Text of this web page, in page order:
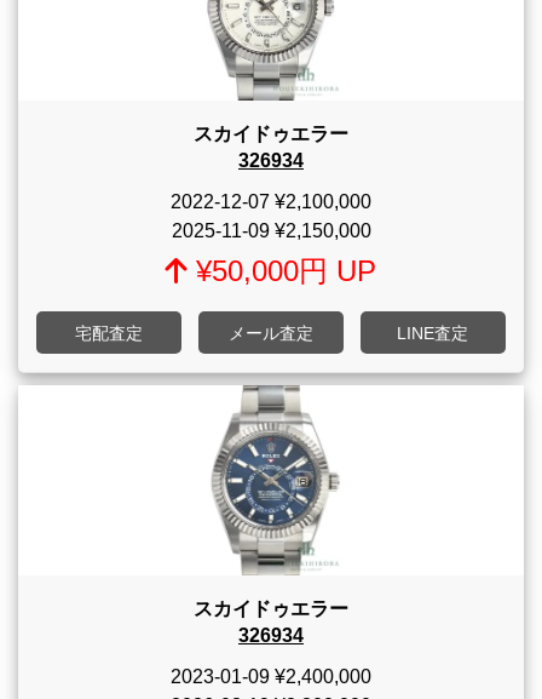
スカイドゥエラー
326934
2022-12-07 ¥2,100,000
2025-11-09¥2,150,000
¥50,000円 UP
宅配査定 メール査定 LINE査定
スカイドゥエラー
326934
2023-01-09 ¥2,400,000